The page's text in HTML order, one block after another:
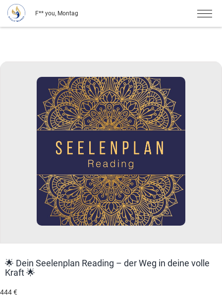
F** you, Montag
🌟 Dein Seelenplan Reading – der Weg in deine volle
Kraft 🌟
444 €